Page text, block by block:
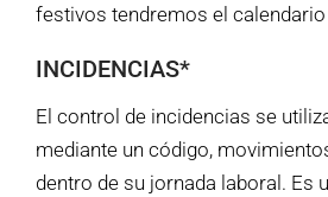
festivos tendremos el
INCIDENCIAS*
El control de incidencias se
mediante un código,
dentro de su jornada laboral. Es